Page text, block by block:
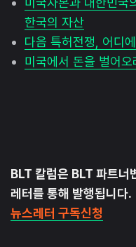
한국의 자산
다음 특허전쟁, 어디
미국에서 돈을 벌어오
BLT 칼럼은 BLT 파트너
레터를 통해 발행됩니다.
뉴스레터 구독신청